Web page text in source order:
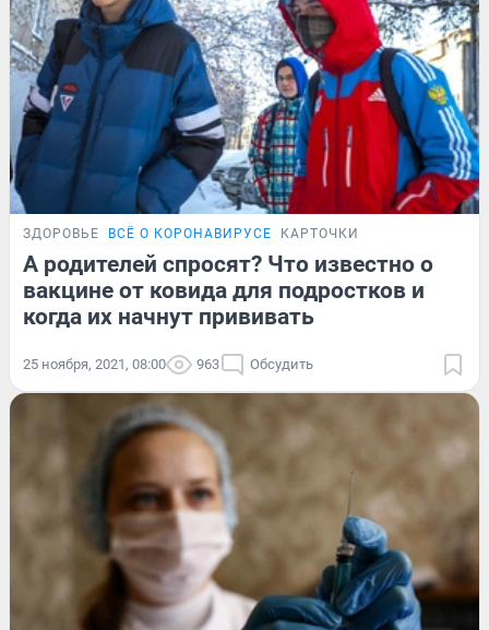
ЗДОРОВЬЕ ВСЁ О КОРОНАВИРУСЕ КАРТОЧКИ
А родителей спросят? Что известно о
вакцине от ковида для подростков и
когда их начнут прививать
25 ноября, 2021, 08:00 963 Обсудить